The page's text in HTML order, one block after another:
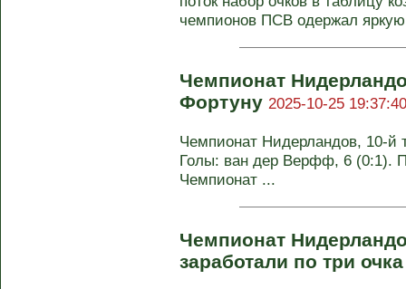
чемпионов ПСВ одержал
Чемпионат
Фортуну 2025-10-25 19:37:40
Чемпионат Нидерландов, 10-й
Голы: ван дер Верфф, 6 (0:1).
Чемпионат ...
Чемпионат
заработали по три